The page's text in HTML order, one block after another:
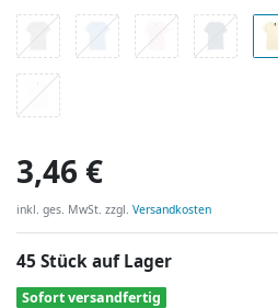
3,46 €
inkl. ges. MwSt. zzgl. Versandkosten
45 Stück auf Lager
Sofort versandfertig